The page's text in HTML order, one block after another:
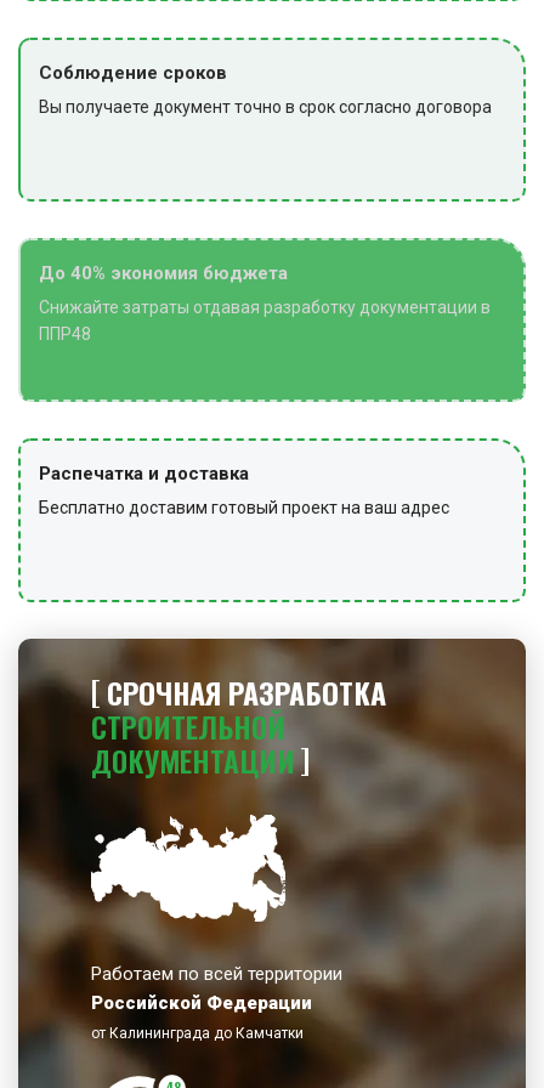
инструмент и оснастку сдают на хранение, снимают
ограждения и предупредительные знаки.
Соблюдение сроков
Вы получаете документ точно в срок согласно договора
До 40% экономия бюджета
Снижайте затраты отдавая разработку документации в
ППР48
Распечатка и доставка
Бесплатно доставим готовый проект на ваш адрес
СРОЧНАЯ РАЗРАБОТКА
СТРОИТЕЛЬНОЙ
ДОКУМЕНТАЦИИ
Работаем по всей территории
Российской Федерации
от Калининграда до Камчатки